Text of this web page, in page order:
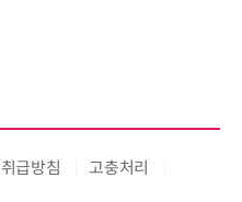
급방침
고충처리